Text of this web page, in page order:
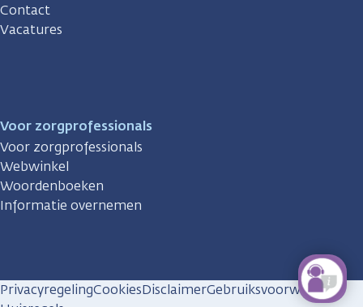
Contact
Vacatures
Voor zorgprofessionals
Voor zorgprofessionals
Webwinkel
Woordenboeken
Informatie overnemen
PrivacyregelingCookiesDisclaimerGebruiksvoorwaarden